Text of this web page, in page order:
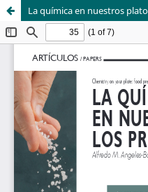
Sistema de
Bibliotecas
Departamento de
Ciencias
La química en nuestros